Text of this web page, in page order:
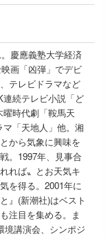
慶應義塾大学経済
画「凶弾」でデビ
テレビドラマなど
続テレビ小説「ど
時代劇「鞍馬天
「天地人」他。湘
から気象に興味を
。1997年、見事合
れば〟とお天気キ
を得る。2001年に
』(新潮社)はベスト
注目を集める。ま
境講演会、シンポジ